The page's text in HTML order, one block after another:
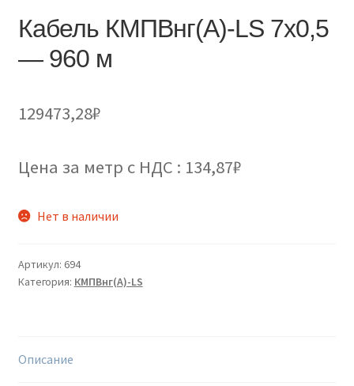
Кабель КМПВнг(А)-LS 7х0,5
— 960 м
129473,28₽
Цена за метр с НДС : 134,87₽
Нет в наличии
Артикул: 694
Категория: КМПВнг(А)-LS
Описание